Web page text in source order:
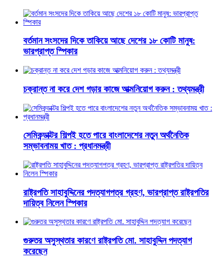
বর্তমান সংসদের দিকে তাকিয়ে আছে দেশের ১৮ কোটি মানুষ:
ভারপ্রাপ্ত স্পিকার
চক্রান্ত না করে দেশ গড়ার কাজে আত্মনিয়োগ করুন : তথ্যমন্ত্রী
সেমিকন্ডাক্টর শিল্পই হতে পারে বাংলাদেশের নতুন অর্থনৈতিক
সম্ভাবনাময় খাত : প্রধানমন্ত্রী
রাষ্ট্রপতি সাহাবুদ্দিনের পদত্যাগপত্র গ্রহণ, ভারপ্রাপ্ত রাষ্ট্রপতির
দায়িত্ব নিলেন স্পিকার
গুরুতর অসুস্থতার কারণে রাষ্ট্রপতি মো. সাহাবুদ্দিন পদত্যাগ
করেছেন